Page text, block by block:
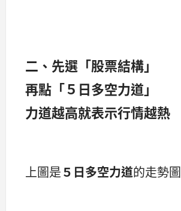
二、先選「股票結構」
再點「５日多空力道」
力道越高就表示行情越熱
上圖是５日多空力道的走勢圖